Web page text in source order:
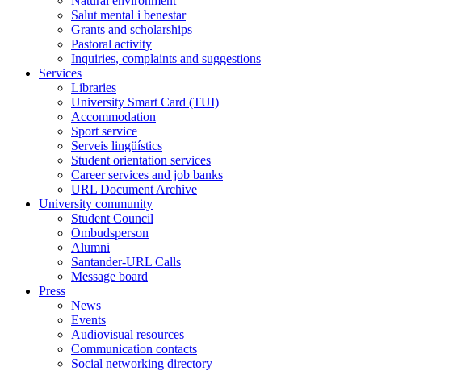
Salut mental i benestar
Grants and scholarships
Pastoral activity
Inquiries, complaints and suggestions
Services
Libraries
University Smart Card (TUI)
Accommodation
Sport service
Serveis lingüístics
Student orientation services
Career services and job banks
URL Document Archive
University community
Student Council
Ombudsperson
Alumni
Santander-URL Calls
Message board
Press
News
Events
Audiovisual resources
Communication contacts
Social networking directory